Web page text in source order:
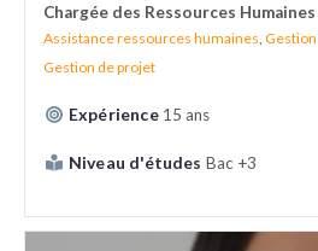
Chargée des Ressources Humaines
Assistance ressources humaines, Gestion
Gestion de projet
Expérience 15 ans
Niveau d'études Bac +3